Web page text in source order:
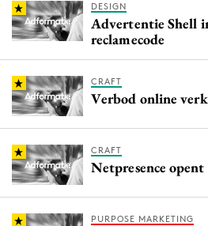
DESIGN
Advertentie Shell
reclamecode
CRAFT
Verbod online
CRAFT
Netpresence
PURPOSE MARKETING